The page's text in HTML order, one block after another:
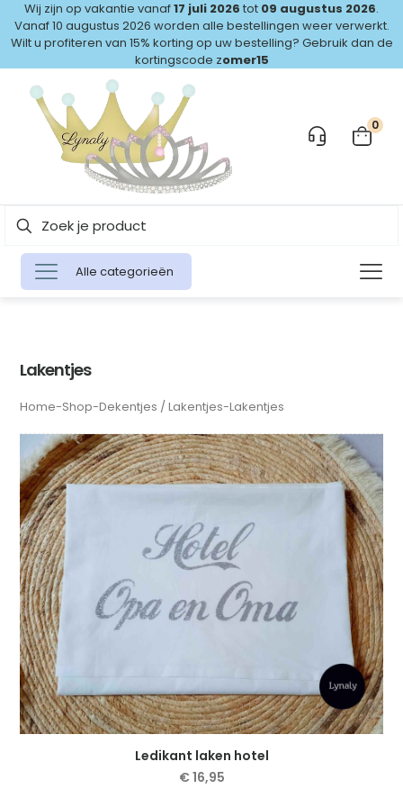
Wij zijn op vakantie vanaf17 juli 2026 tot 09 augustus 2026.
Vanaf 10 augustus 2026 worden alle bestellingen weer verwerkt.
Wilt u profiteren van 15% korting op uw bestelling? Gebruik dan de
kortingscode zomer15
0
Alle categorieën
Lakentjes
Home-Shop-Dekentjes / Lakentjes-Lakentjes
Ledikant laken hotel
€16,95